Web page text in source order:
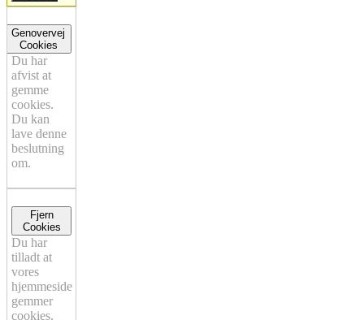
Genovervej
Cookies
Du har
afvist at
gemme
cookies.
Du kan
lave denne
beslutning
om.
Fjern
Cookies
Du har
tilladt at
vores
hjemmeside
gemmer
cookies.